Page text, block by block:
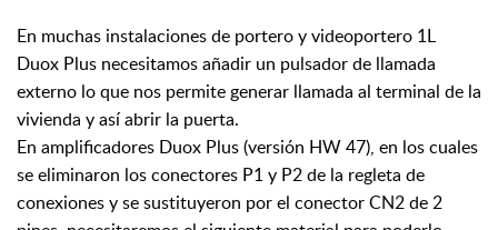
En muchas instalaciones de portero y videoportero 1L
Duox Plus necesitamos añadir un pulsador de llamada
externo lo que nos permite generar llamada al terminal de la
vivienda y así abrir la puerta.
En amplificadores Duox Plus (versión HW 47), en los cuales
se eliminaron los conectores P1 y P2 de la regleta de
conexiones y se sustituyeron por el conector CN2 de 2